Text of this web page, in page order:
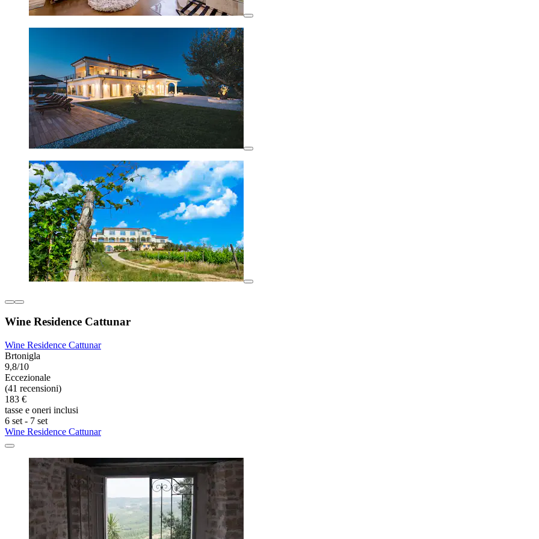
Wine Residence Cattunar
Wine Residence Cattunar
Brtonigla
9,8/10
Eccezionale
(41 recensioni)
183 €
tasse e oneri inclusi
6 set - 7 set
Wine Residence Cattunar